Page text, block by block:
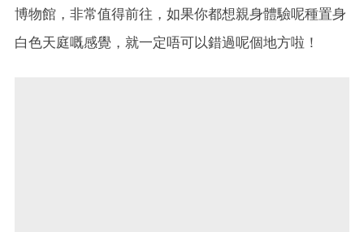
博物館，非常值得前往，如果你都想親身體驗呢種置身
白色天庭嘅感覺，就一定唔可以錯過呢個地方啦！